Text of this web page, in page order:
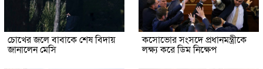
চোখের জলে বাবাকে শেষ বিদায়
জানালেন মেসি
কসোভোর সংসদে প্রধানমন্ত্রীকে
লক্ষ্য করে ডিম নিক্ষেপ